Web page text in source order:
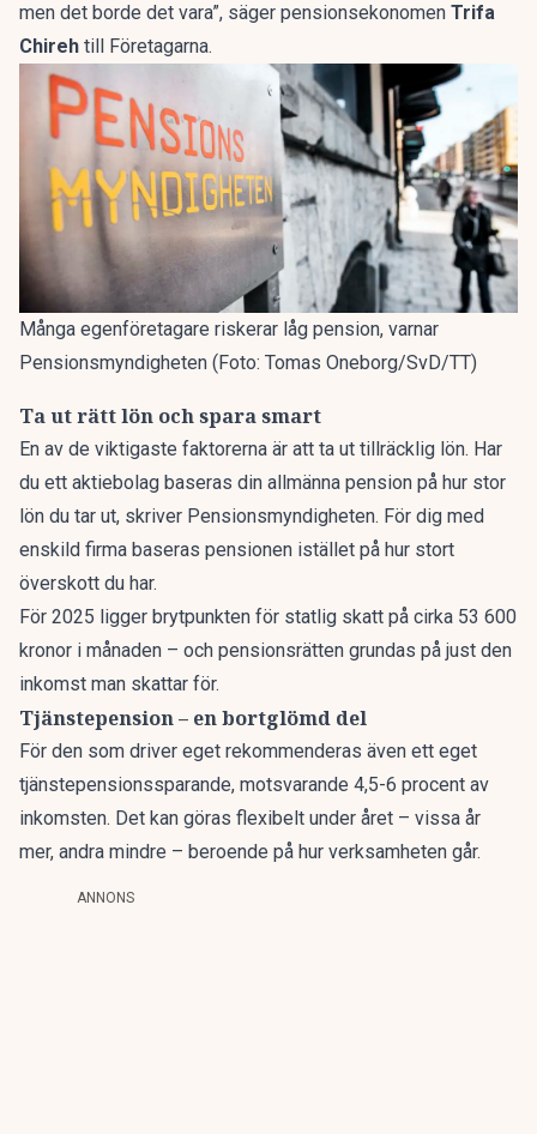
men det borde det vara”, säger pensionsekonomen Trifa
Chireh till Företagarna.
Många egenföretagare riskerar låg pension, varnar
Pensionsmyndigheten (Foto: Tomas Oneborg/SvD/TT)
Ta ut rätt lön och spara smart
En av de viktigaste faktorerna är att ta ut tillräcklig lön. Har
du ett aktiebolag baseras din allmänna pension på hur stor
lön du tar ut, skriver Pensionsmyndigheten. För dig med
enskild firma baseras pensionen istället på hur stort
överskott du har.
För 2025 ligger brytpunkten för statlig skatt på cirka 53 600
kronor i månaden – och pensionsrätten grundas på just den
inkomst man skattar för.
Tjänstepension – en bortglömd del
För den som driver eget rekommenderas även ett eget
tjänstepensionssparande, motsvarande 4,5-6 procent av
inkomsten. Det kan göras flexibelt under året – vissa år
mer, andra mindre – beroende på hur verksamheten går.
ANNONS